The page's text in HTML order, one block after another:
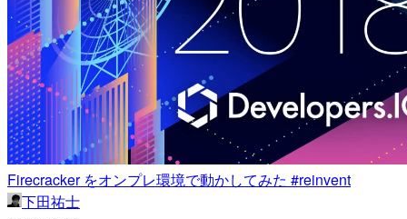
Firecracker をオンプレ環境で動かしてみた #reinvent
下田祐士